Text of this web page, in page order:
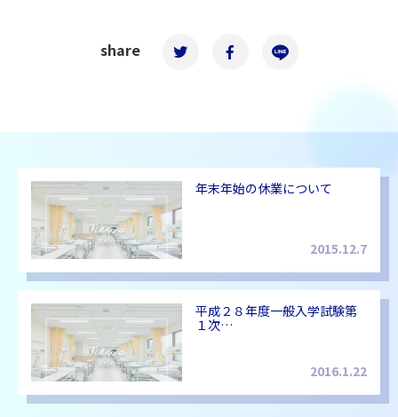
share
年末年始の休業について
2015.12.7
平成２８年度一般入学試験第
１次…
2016.1.22